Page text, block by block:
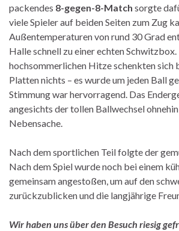
packendes 8-gegen-8-Match sorgte
viele Spieler auf beiden Seiten zum Zug
Außentemperaturen von rund 30 Grad
Halle schnell zu einer echten
hochsommerlichen Hitze schenkten sich
Platten nichts – es wurde um jeden Ball
Stimmung war hervorragend. Das
angesichts der tollen Ballwechsel
Nebensache.
Nach dem sportlichen Teil folgte der
Nach dem Spiel wurde noch bei einem
gemeinsam angestoßen, um auf den
zurückzublicken und die langjährige
Wir haben uns über den Besuch riesig